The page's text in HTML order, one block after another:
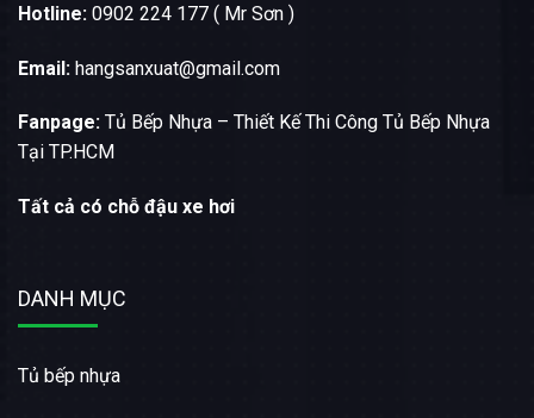
Hotline: 0902 224 177 ( Mr Sơn )
Email: hangsanxuat@gmail.com
Fanpage: Tủ Bếp Nhựa – Thiết Kế Thi Công Tủ Bếp Nhựa
Tại TP.HCM
Tất cả có chỗ đậu xe hơi
DANH MỤC
Tủ bếp nhựa